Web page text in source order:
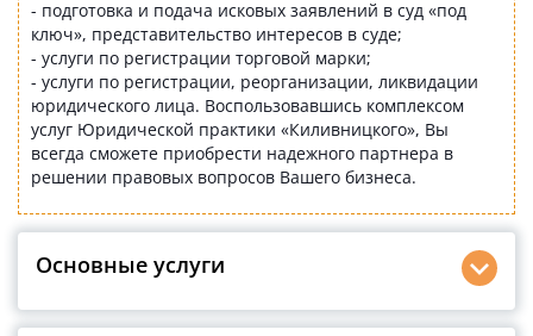
- подготовка и подача исковых заявлений в суд «под
ключ», представительство интересов в суде;
- услуги по регистрации торговой марки;
- услуги по регистрации, реорганизации, ликвидации
юридического лица. Воспользовавшись комплексом
услуг Юридической практики «Киливницкого», Вы
всегда сможете приобрести надежного партнера в
решении правовых вопросов Вашего бизнеса.
Основные услуги